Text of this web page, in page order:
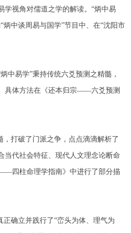
学视角对儒道之学的解读。“炳中易
中谈周易与国学”节目中、在“沈阳市
中易学”秉持传统六爻预测之精髓，
具体方法在《还本归宗——六爻预测
，打破了门派之争，点点滴滴解析了
当代社会特征、现代人文理念论断命
四柱命理学指南》中进行了部分描
确立并践行了“峦头为体、理气为